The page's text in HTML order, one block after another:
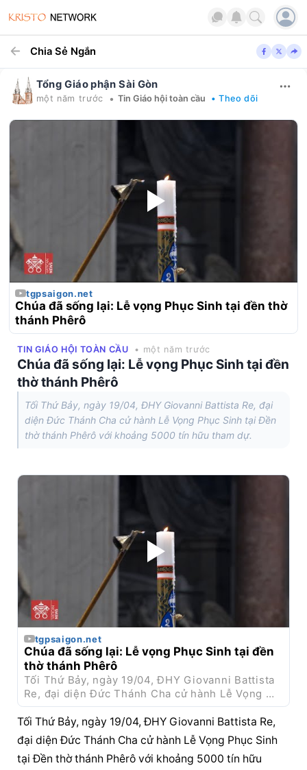
Chia Sẻ Ngắn
Tổng Giáo phận Sài Gòn
một năm trước • Tin Giáo hội toàn cầu • Theo dõi
tgpsaigon.net
Chúa đã sống lại: Lễ vọng Phục Sinh tại đền thờ
thánh Phêrô
TIN GIÁO HỘI TOÀN CẦU • một năm trước
Chúa đã sống lại: Lễ vọng Phục Sinh tại đền
thờ thánh Phêrô
Tối Thứ Bảy, ngày 19/04, ĐHY Giovanni Battista Re, đại
diện Đức Thánh Cha cử hành Lễ Vọng Phục Sinh tại Đền
thờ thánh Phêrô với khoảng 5000 tín hữu tham dự.
tgpsaigon.net
Chúa đã sống lại: Lễ vọng Phục Sinh tại đền
thờ thánh Phêrô
Tối Thứ Bảy, ngày 19/04, ĐHY Giovanni Battista
Re, đại diện Đức Thánh Cha cử hành Lễ Vọng
Phục Sinh tại Đền thờ thánh Phêrô với khoảng
5000 tín hữu tham dự.
Tối Thứ Bảy, ngày 19/04, ĐHY Giovanni Battista Re,
đại diện Đức Thánh Cha cử hành Lễ Vọng Phục Sinh
tại Đền thờ thánh Phêrô với khoảng 5000 tín hữu